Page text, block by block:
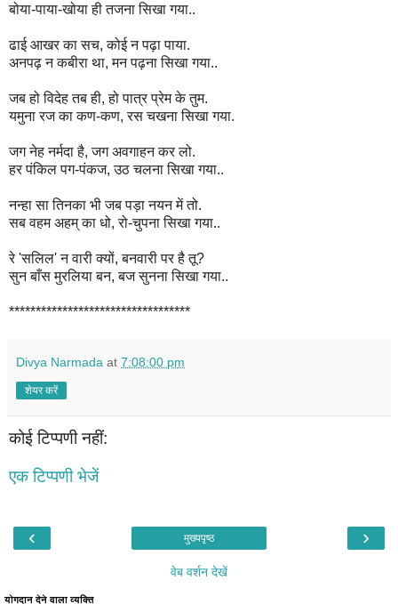
बोया-पाया-खोया ही तजना सिखा गया..
ढाई आखर का सच, कोई न पढ़ा पाया.
अनपढ़ न कबीरा था, मन पढ़ना सिखा गया..
जब हो विदेह तब ही, हो पात्र प्रेम के तुम.
यमुना रज का कण-कण, रस चखना सिखा गया.
जग नेह नर्मदा है, जग अवगाहन कर लो.
हर पंकिल पग-पंकज, उठ चलना सिखा गया..
नन्हा सा तिनका भी जब पड़ा नयन में तो.
सब वहम अहम् का धो, रो-चुपना सिखा गया..
रे 'सलिल' न वारी क्यों, बनवारी पर है तू?
सुन बाँस मुरलिया बन, बज सुनना सिखा गया..
**********************************
Divya Narmada at 7:08:00 pm
शेयर करें
कोई टिप्पणी नहीं:
एक टिप्पणी भेजें
‹ ›
मुख्यपृष्ठ
वेब वर्शन देखें
योगदान देने वाला व्यक्ति